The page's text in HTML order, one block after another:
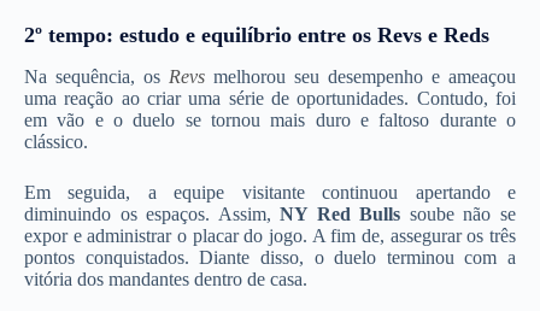
2º tempo: estudo e equilíbrio entre os Revs e Reds
Na sequência, os Revs melhorou seu desempenho e ameaçou
uma reação ao criar uma série de oportunidades. Contudo, foi
em vão e o duelo se tornou mais duro e faltoso durante o
clássico.
Em seguida, a equipe visitante continuou apertando e
diminuindo os espaços. Assim,NY Red Bulls soube não se
expor e administrar o placar do jogo. A fim de, assegurar os três
pontos conquistados. Diante disso, o duelo terminou com a
vitória dos mandantes dentro de casa.